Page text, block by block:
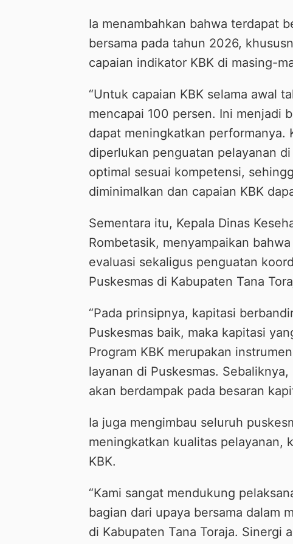
Ia menambahkan bahwa terdapat
bersama pada tahun 2026,
capaian indikator KBK di masing-
“Untuk capaian KBK selama awal
mencapai 100 persen. Ini menjadi
dapat meningkatkan performanya.
diperlukan penguatan pelayanan
optimal sesuai kompetensi,
diminimalkan dan capaian KBK
Sementara itu, Kepala Dinas
Rombetasik, menyampaikan
evaluasi sekaligus penguatan
Puskesmas di Kabupaten Tana
“Pada prinsipnya, kapitasi
Puskesmas baik, maka kapitasi
Program KBK merupakan
layanan di Puskesmas.
akan berdampak pada besaran
Ia juga mengimbau seluruh
meningkatkan kualitas pelayanan,
KBK.
“Kami sangat mendukung
bagian dari upaya bersama dalam
di Kabupaten Tana Toraja. Sinergi